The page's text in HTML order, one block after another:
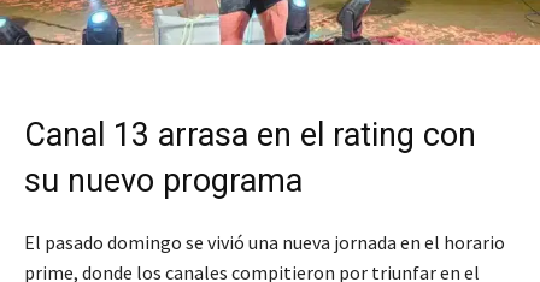
Canal 13 arrasa en el rating con
su nuevo programa
El pasado domingo se vivió una nueva jornada en el horario
prime, donde los canales compitieron por triunfar en el